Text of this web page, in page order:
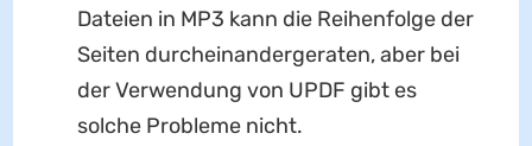
Dateien in MP3 kann die Reihenfolge der
Seiten durcheinandergeraten, aber bei
der Verwendung von UPDF gibt es
solche Probleme nicht.